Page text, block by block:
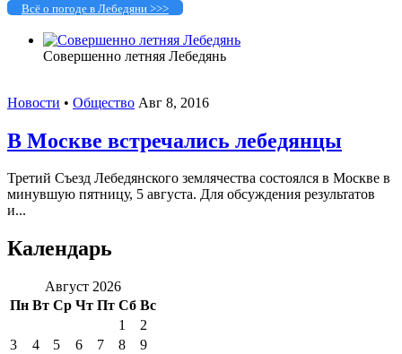
Всё о погоде в Лебедяни >>>
Совершенно летняя Лебедянь
Новости • Общество Авг 8, 2016
В Москве встречались лебедянцы
Третий Съезд Лебедянского землячества состоялся в Москве в
минувшую пятницу, 5 августа. Для обсуждения результатов
и...
Календарь
Август 2026
Пн Вт Ср Чт Пт Сб Вс
1
2
3
4 5 6 7 8
9